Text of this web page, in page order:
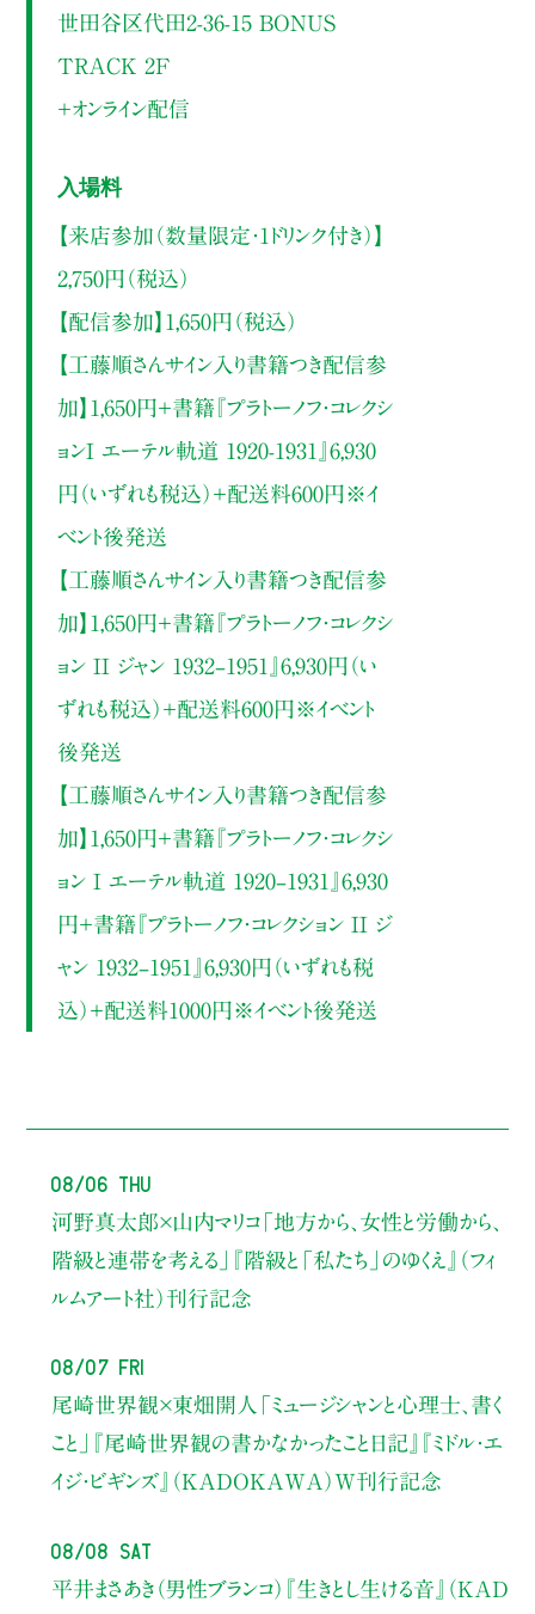
世田谷区代田2-36-15 BONUS
TRACK 2F
＋オンライン配信
入場料
【来店参加（数量限定・1ドリンク付き）】
2,750円（税込）
【配信参加】1,650円（税込）
【工藤順さんサイン入り書籍つき配信参
加】1,650円＋書籍『プラトーノフ・コレクシ
ョンI エーテル軌道 1920-1931』6,930
円（いずれも税込）＋配送料600円※イ
ベント後発送
【工藤順さんサイン入り書籍つき配信参
加】1,650円＋書籍『プラトーノフ・コレクシ
ョン II ジャン 1932‒1951』6,930円（い
ずれも税込）＋配送料600円※イベント
後発送
【工藤順さんサイン入り書籍つき配信参
加】1,650円＋書籍『プラトーノフ・コレクシ
ョン I エーテル軌道 1920‒1931』6,930
円＋書籍『プラトーノフ・コレクション II ジ
ャン 1932‒1951』6,930円（いずれも税
込）＋配送料1000円※イベント後発送
08/06 Thu
河野真太郎×山内マリコ「地方から、女性と労働から、
階級と連帯を考える」
『階級と「私たち」のゆくえ』（フィ
ルムアート社）刊行記念
08/07 Fri
尾崎世界観×東畑開人
「ミュージシャンと心理士、書く
こと」
『尾崎世界観の書かなかったこと日記』『ミドル・エ
イジ・ビギンズ』（KADOKAWA）W刊行記念
08/08 Sat
平井まさあき（男性ブランコ） 『生きとし生ける音』（KAD